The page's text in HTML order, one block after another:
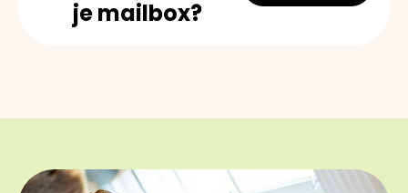
je mailbox?